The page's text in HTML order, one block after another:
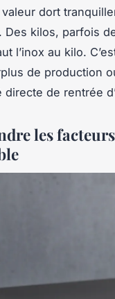
dort
Des kilos, parfois
l’inox au kilo.
de production
de rentrée
les